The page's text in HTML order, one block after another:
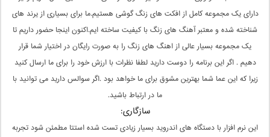
دارای یک مجموعه کامل از افکت های زنگ گوشی هستیم.ما برای بسیاری از یرند های
شناخته شده و معتبر آهنگ های زنگ با کیفیت ساخته ایم.اکنون اینجا حضور داریم تا
یک مجموعه بسیار عالی از اهنگ های زنگ را به صورت رایگان در اختیار شما قرار
دهیم . اگر این برنامه را دوست دارید لطفا نظرات با ارزش خود را برای ما ارسال کنید
زیرا که این عما شما بهترین مشوق برای ما خواهد بود .اگر سوالس دارید می توانید با
ما در ارتباط باشید.
سازگاری:
این نرم افزار با دستگاه های اندروید بسیار زیادی تست شده استتا مطمئن شود تجربه